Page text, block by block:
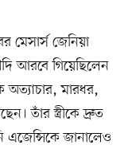
জেনিয়া
আরবে গিয়েছিলেন
অত্যাচার, মারধর,
তাঁর স্ত্রীকে দ্রুত
এজেন্সিকে জানালেও